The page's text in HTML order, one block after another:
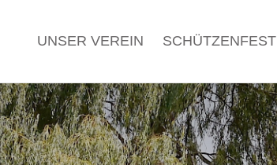
UNSER VEREIN SCHÜTZENFEST